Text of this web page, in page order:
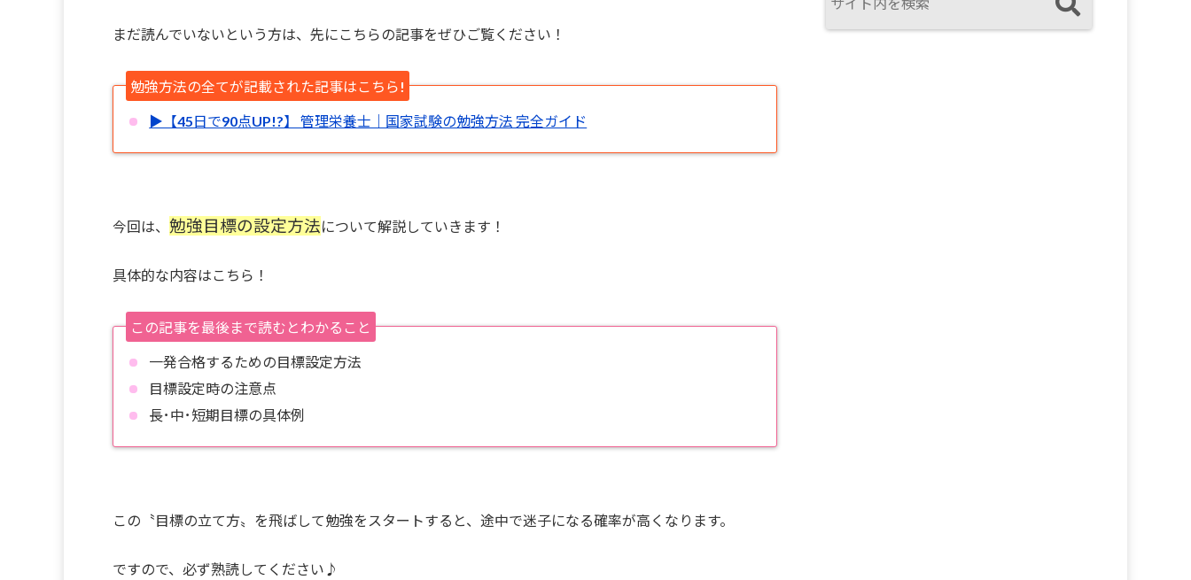
まだ読んでいないという方は、先にこちらの記事をぜひご覧ください！
勉強方法の全てが記載された記事はこちら!
▶︎【45日で90点UP!?】 管理栄養士｜国家試験の勉強方法 完全ガイド
今回は、 勉強目標の設定方法について解説していきます！
具体的な内容はこちら！
この記事を最後まで読むとわかること
一発合格するための目標設定方法
目標設定時の注意点
長･中･短期目標の具体例
この〝目標の立て方〟を飛ばして勉強をスタートすると、途中で迷子になる確率が高くなります。
ですので、必ず熟読してください♪